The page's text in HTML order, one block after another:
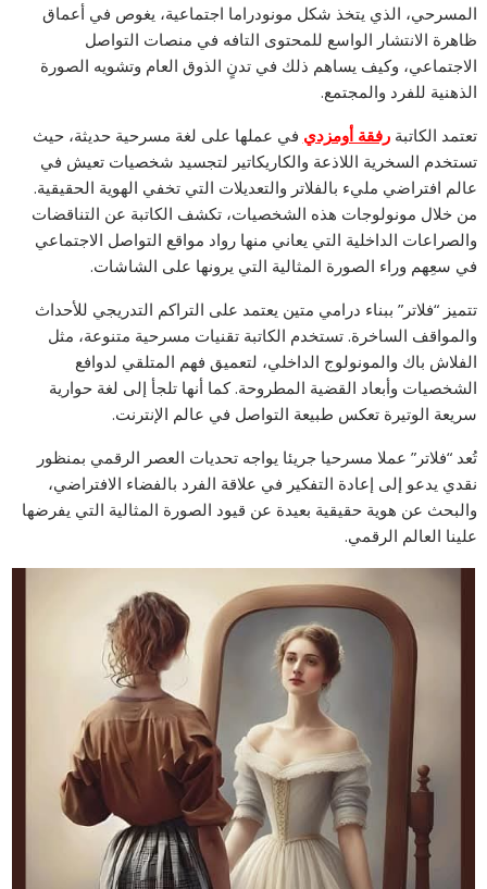
المسرحي، الذي يتخذ شكل مونودراما اجتماعية، يغوص في أعماق
ظاهرة الانتشار الواسع للمحتوى التافه في منصات التواصل
الاجتماعي، وكيف يساهم ذلك في تدنٍ الذوق العام وتشويه الصورة
الذهنية للفرد والمجتمع.
تعتمد الكاتبةرفقة أومزدي في عملها على لغة مسرحية حديثة، حيث
تستخدم السخرية اللاذعة والكاريكاتير لتجسيد شخصيات تعيش في
عالم افتراضي مليء بالفلاتر والتعديلات التي تخفي الهوية الحقيقية.
من خلال مونولوجات هذه الشخصيات، تكشف الكاتبة عن التناقضات
والصراعات الداخلية التي يعاني منها رواد مواقع التواصل الاجتماعي
في سعِهم وراء الصورة المثالية التي يرونها على الشاشات.
تتميز “فلاتر” ببناء درامي متين يعتمد على التراكم التدريجي للأحداث
والمواقف الساخرة. تستخدم الكاتبة تقنيات مسرحية متنوعة، مثل
الفلاش باك والمونولوج الداخلي، لتعميق فهم المتلقي لدوافع
الشخصيات وأبعاد القضية المطروحة. كما أنها تلجأ إلى لغة حوارية
سريعة الوتيرة تعكس طبيعة التواصل في عالم الإنترنت.
تُعد “فلاتر” عملا مسرحيا جريئا يواجه تحديات العصر الرقمي بمنظور
نقدي يدعو إلى إعادة التفكير في علاقة الفرد بالفضاء الافتراضي،
والبحث عن هوية حقيقية بعيدة عن قيود الصورة المثالية التي يفرضها
علينا العالم الرقمي.